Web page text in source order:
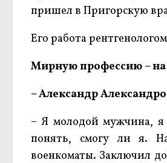
пришел в Пригорскую
Его работа
Мирную профессию –
– Александр
– Я молодой мужчина, я
понять, смогу ли я.
военкоматы. Заключил